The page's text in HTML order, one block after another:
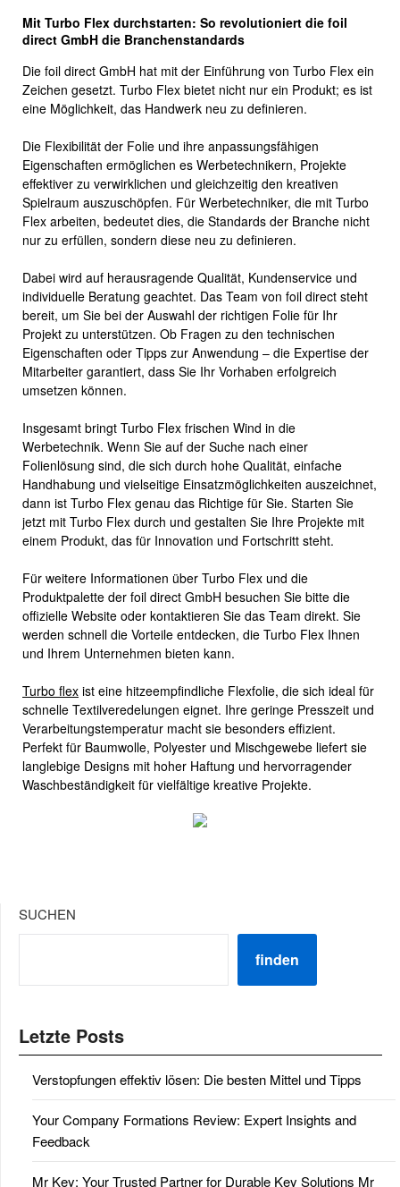
Mit Turbo Flex durchstarten: So revolutioniert die foil
direct GmbH die Branchenstandards
Die foil direct GmbH hat mit der Einführung von Turbo Flex ein
Zeichen gesetzt. Turbo Flex bietet nicht nur ein Produkt; es ist
eine Möglichkeit, das Handwerk neu zu definieren.
Die Flexibilität der Folie und ihre anpassungsfähigen
Eigenschaften ermöglichen es Werbetechnikern, Projekte
effektiver zu verwirklichen und gleichzeitig den kreativen
Spielraum auszuschöpfen. Für Werbetechniker, die mit Turbo
Flex arbeiten, bedeutet dies, die Standards der Branche nicht
nur zu erfüllen, sondern diese neu zu definieren.
Dabei wird auf herausragende Qualität, Kundenservice und
individuelle Beratung geachtet. Das Team von foil direct steht
bereit, um Sie bei der Auswahl der richtigen Folie für Ihr
Projekt zu unterstützen. Ob Fragen zu den technischen
Eigenschaften oder Tipps zur Anwendung – die Expertise der
Mitarbeiter garantiert, dass Sie Ihr Vorhaben erfolgreich
umsetzen können.
Insgesamt bringt Turbo Flex frischen Wind in die
Werbetechnik. Wenn Sie auf der Suche nach einer
Folienlösung sind, die sich durch hohe Qualität, einfache
Handhabung und vielseitige Einsatzmöglichkeiten auszeichnet,
dann ist Turbo Flex genau das Richtige für Sie. Starten Sie
jetzt mit Turbo Flex durch und gestalten Sie Ihre Projekte mit
einem Produkt, das für Innovation und Fortschritt steht.
Für weitere Informationen über Turbo Flex und die
Produktpalette der foil direct GmbH besuchen Sie bitte die
offizielle Website oder kontaktieren Sie das Team direkt. Sie
werden schnell die Vorteile entdecken, die Turbo Flex Ihnen
und Ihrem Unternehmen bieten kann.
Turbo flex ist eine hitzeempfindliche Flexfolie, die sich ideal für
schnelle Textilveredelungen eignet. Ihre geringe Presszeit und
Verarbeitungstemperatur macht sie besonders effizient.
Perfekt für Baumwolle, Polyester und Mischgewebe liefert sie
langlebige Designs mit hoher Haftung und hervorragender
Waschbeständigkeit für vielfältige kreative Projekte.
SUCHEN
finden
Letzte Posts
Verstopfungen effektiv lösen: Die besten Mittel und Tipps
Your Company Formations Review: Expert Insights and
Feedback
Mr Key: Your Trusted Partner for Durable Key Solutions Mr